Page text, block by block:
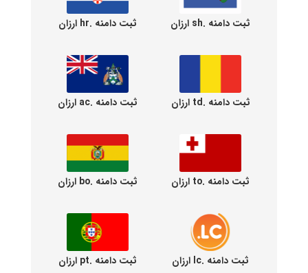
ثبت دامنه .sh ارزان ثبت دامنه .hr ارزان
ثبت دامنه .td ارزان ثبت دامنه .ac ارزان
ثبت دامنه .to ارزان ثبت دامنه .bo ارزان
ثبت دامنه .lc ارزان ثبت دامنه .pt ارزان